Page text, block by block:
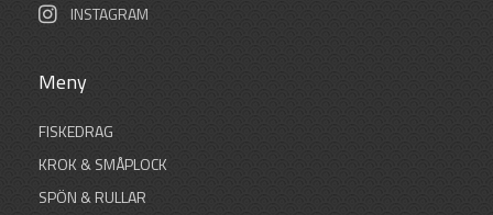
INSTAGRAM
Meny
FISKEDRAG
KROK & SMÅPLOCK
SPÖN & RULLAR